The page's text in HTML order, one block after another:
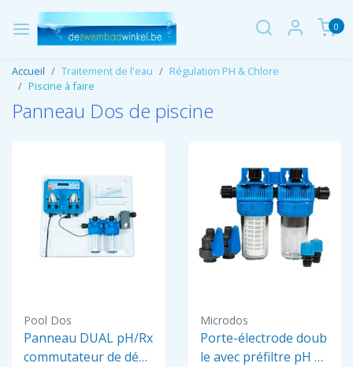
0
Accueil Traitement de l'eau
Régulation PH & Chlore
Piscine à faire
Panneau Dos de piscine
Pool Dos
Panneau DUAL pH/Rx
commutateur de débi
Microdos
Porte-électrode doub
le avec préfiltre pH et